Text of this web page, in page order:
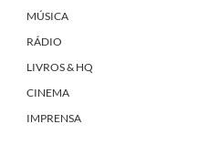
MÚSICA
RÁDIO
LIVROS & HQ
CINEMA
IMPRENSA